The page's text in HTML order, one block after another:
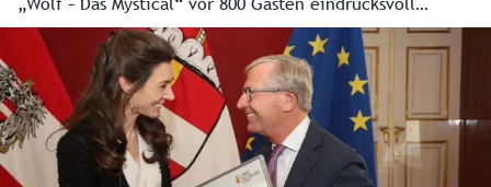
„Wolf – Das Mystical“ vor 800 Gästen eindrucksvoll
eröffnet. 2,65 Millionen Euro wurden in das Kulturprojekt
investiert. Das Land Salzburg unterstützt mit 500.000 Euro.